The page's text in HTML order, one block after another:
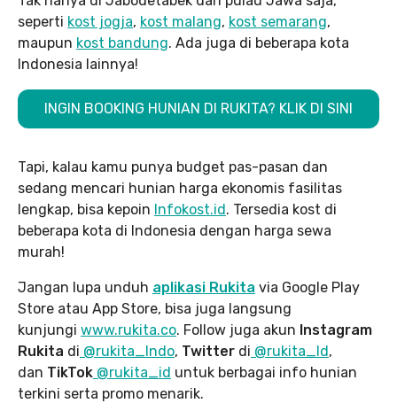
seperti kost jogja, kost malang, kost semarang,
maupun kost bandung. Ada juga di beberapa kota
Indonesia lainnya!
INGIN BOOKING HUNIAN DI RUKITA? KLIK DI SINI
Tapi, kalau kamu punya budget pas-pasan dan
sedang mencari hunian harga ekonomis fasilitas
lengkap, bisa kepoin Infokost.id. Tersedia kost di
beberapa kota di Indonesia dengan harga sewa
murah!
Jangan lupa unduh aplikasi Rukita via Google Play
Store atau App Store, bisa juga langsung
kunjungi www.rukita.co. Follow juga akun Instagram
Rukita di @rukita_Indo, Twitter di @rukita_Id,
dan TikTok @rukita_id untuk berbagai info hunian
terkini serta promo menarik.